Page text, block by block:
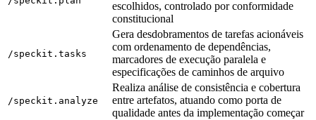
escolhidos, controlado por conformidade
constitucional
/speckit.tasks
Gera desdobramentos de tarefas acionáveis
com ordenamento de dependências,
marcadores de execução paralela e
especificações de caminhos de arquivo
/speckit.analyze
Realiza análise de consistência e cobertura
entre artefatos, atuando como porta de
qualidade antes da implementação começar